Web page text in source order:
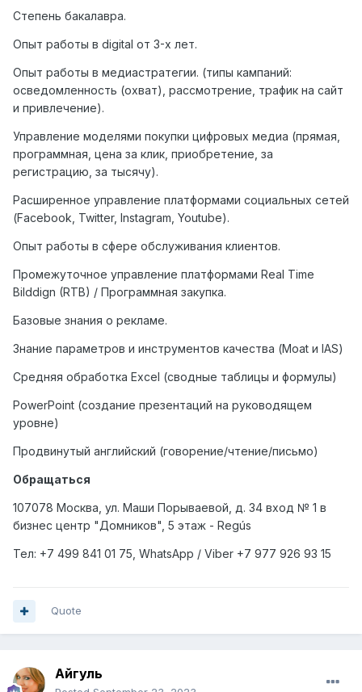
Степень бакалавра.
Опыт работы в digital от 3-х лет.
Опыт работы в медиастратегии. (типы кампаний:
осведомленность (охват), рассмотрение, трафик на сайт
и привлечение).
Управление моделями покупки цифровых медиа (прямая,
программная, цена за клик, приобретение, за
регистрацию, за тысячу).
Расширенное управление платформами социальных сетей
(Facebook, Twitter, Instagram, Youtube).
Опыт работы в сфере обслуживания клиентов.
Промежуточное управление платформами Real Time
Bilddign (RTB) / Программная закупка.
Базовые знания о рекламе.
Знание параметров и инструментов качества (Moat и IAS)
Средняя обработка Excel (сводные таблицы и формулы)
PowerPoint (создание презентаций на руководящем
уровне)
Продвинутый английский (говорение/чтение/письмо)
Обращаться
107078 Москва, ул. Маши Порываевой, д. 34 вход № 1 в
бизнес центр "Домников", 5 этаж - Regús
Тел: +7 499 841 01 75, WhatsApp / Viber +7 977 926 93 15
Quote
Айгуль